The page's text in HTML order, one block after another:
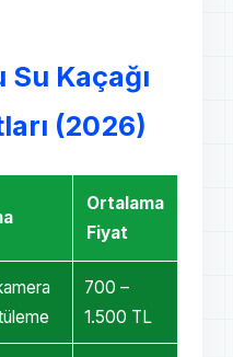
Kaçağı
(2026)
Ortalama
Fiyat
700 –
1.500 TL